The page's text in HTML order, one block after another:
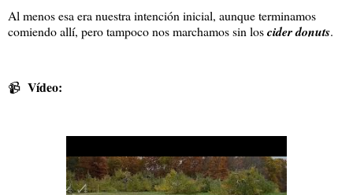
Al menos esa era nuestra intención inicial, aunque terminamos
comiendo allí, pero tampoco nos marchamos sin loscider donuts.
📹 Vídeo: